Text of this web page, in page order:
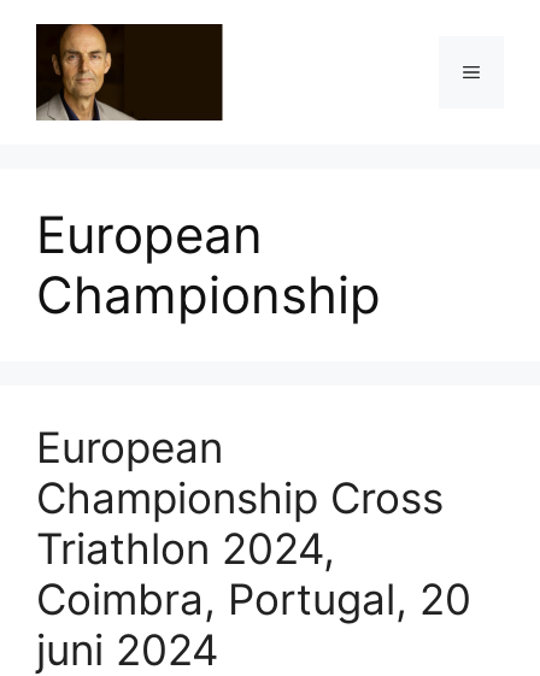
inhoud
Menu
European
Championship
European
Championship Cross
Triathlon 2024,
Coimbra, Portugal, 20
juni 2024